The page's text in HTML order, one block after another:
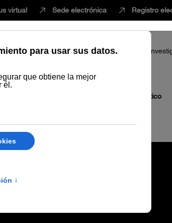
virtual Sede electrónica Registro
InnovaciónVida universitariaProfesorado
de Desarrollo Sostenible y Cambio Climático